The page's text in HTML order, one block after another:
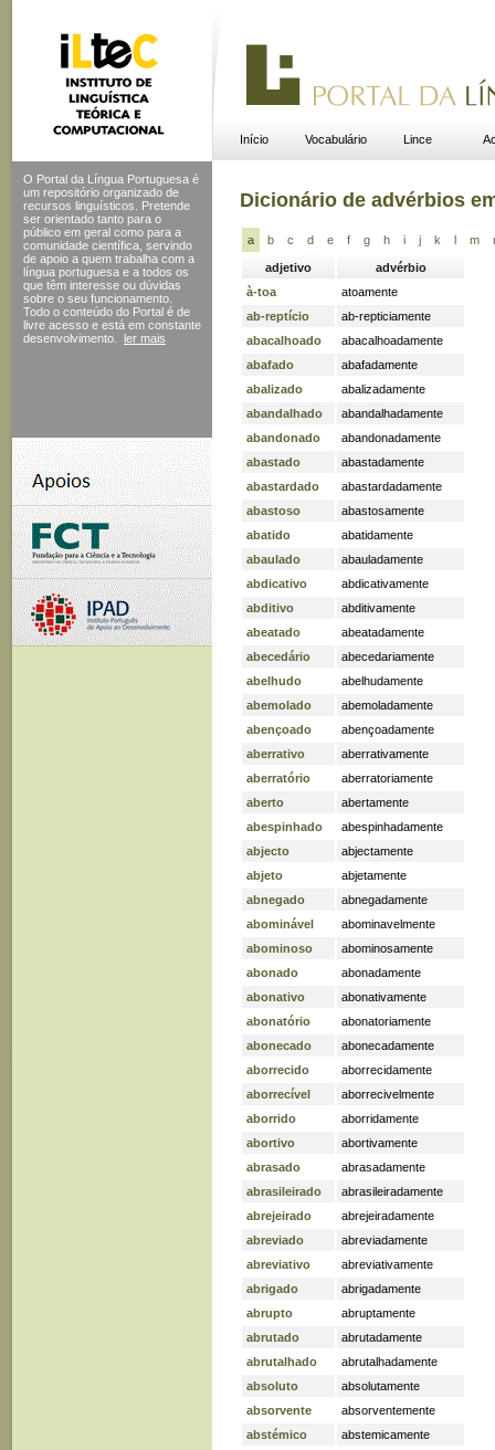
Início Vocabulário Lince
O Portal da Língua Portuguesa é
um repositório organizado de
recursos linguísticos. Pretende
ser orientado tanto para o
público em geral como para a
comunidade científica, servindo
de apoio a quem trabalha com a
língua portuguesa e a todos os
que têm interesse ou dúvidas
sobre o seu funcionamento.
Todo o conteúdo do Portal é de
livre acesso e está em constante
desenvolvimento.
ler mais
Dicionário de advérbios
a b c d e f g h i j k l m
adjetivo
advérbio
à-toa
atoamente
ab-reptício
ab-repticiamente
abacalhoado
abacalhoadamente
abafado
abafadamente
abalizado
abalizadamente
abandalhado
abandalhadamente
abandonado
abandonadamente
abastado
abastadamente
abastardado
abastardadamente
abastoso
abastosamente
abatido
abatidamente
abaulado
abauladamente
abdicativo
abdicativamente
abditivo
abditivamente
abeatado
abeatadamente
abecedário
abecedariamente
abelhudo
abelhudamente
abemolado
abemoladamente
abençoado
abençoadamente
aberrativo
aberrativamente
aberratório
aberratoriamente
aberto
abertamente
abespinhado
abespinhadamente
abjecto
abjectamente
abjeto
abjetamente
abnegado
abnegadamente
abominável
abominavelmente
abominoso
abominosamente
abonado
abonadamente
abonativo
abonativamente
abonatório
abonatoriamente
abonecado
abonecadamente
aborrecido
aborrecidamente
aborrecível
aborrecivelmente
aborrido
aborridamente
abortivo
abortivamente
abrasado
abrasadamente
abrasileirado
abrasileiradamente
abrejeirado
abrejeiradamente
abreviado
abreviadamente
abreviativo
abreviativamente
abrigado
abrigadamente
abrupto
abruptamente
abrutado
abrutadamente
abrutalhado
abrutalhadamente
absoluto
absolutamente
absorvente
absorventemente
abstémico
abstemicamente